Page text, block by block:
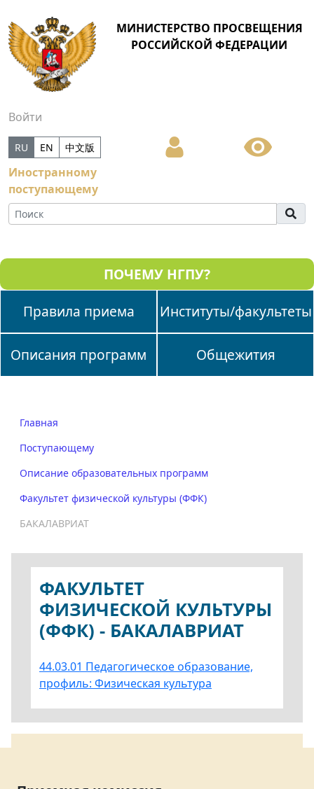
МИНИСТЕРСТВО ПРОСВЕЩЕНИЯ
РОССИЙСКОЙ ФЕДЕРАЦИИ
Войти
Иностранному
поступающему
RU EN 中文版
ПОЧЕМУ НГПУ?
Правила приема
Институты/факультеты
Описания программ Общежития
Главная
Поступающему
Описание образовательных программ
Факультет физической культуры (ФФК)
БАКАЛАВРИАТ
ФАКУЛЬТЕТ
ФИЗИЧЕСКОЙ КУЛЬТУРЫ
(ФФК) - БАКАЛАВРИАТ
44.03.01 Педагогическое образование,
профиль: Физическая культура